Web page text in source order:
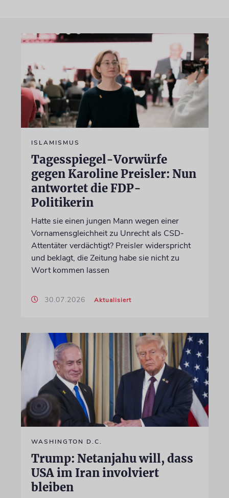
ISLAMISMUS
Tagesspiegel-Vorwürfe
gegen Karoline Preisler: Nun
antwortet die FDP-
Politikerin
Hatte sie einen jungen Mann wegen einer
Vornamensgleichheit zu Unrecht als CSD-
Attentäter verdächtigt? Preisler widerspricht
und beklagt, die Zeitung habe sie nicht zu
Wort kommen lassen
30.07.2026 Aktualisiert
WASHINGTON D.C.
Trump: Netanjahu will, dass
USA im Iran involviert
bleiben